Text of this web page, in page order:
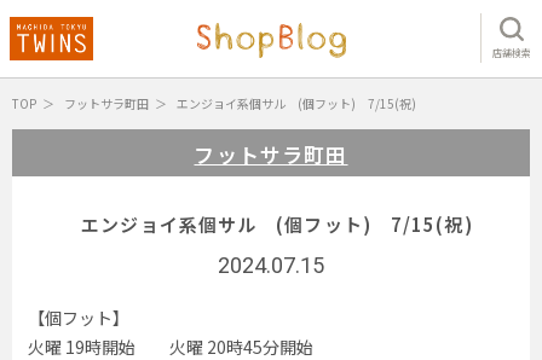
店舗検索
TOP フットサラ町田 エンジョイ系個サル (個フット) 7/15(祝)
フットサラ町田
エンジョイ系個サル (個フット) 7/15(祝)
2024.07.15
【個フット】
火曜 19時開始 火曜 20時45分開始